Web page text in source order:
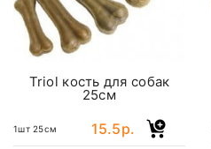
Triol кость для собак
25см
1шт 25см 15.5р.